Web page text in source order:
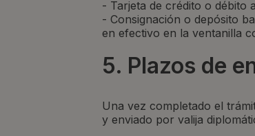
- Tarjeta de crédito o débito
- Consignación o depósito
en efectivo en la ventanilla
5. Plazos de
Una vez completado el
y enviado por valija